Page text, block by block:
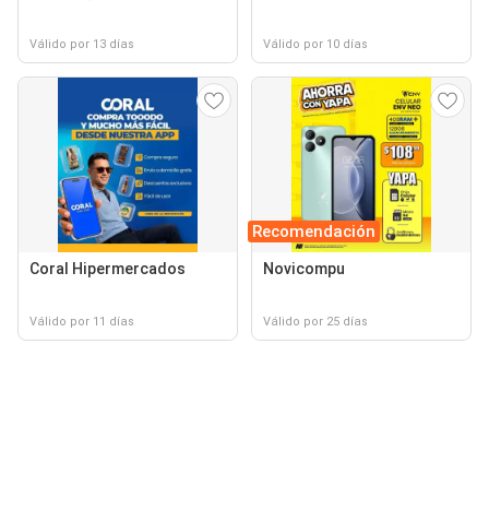
Válido por 13 días Válido por 10 días
Coral Hipermercados
Válido por 11 días
Recomendación
Novicompu
Válido por 25 días